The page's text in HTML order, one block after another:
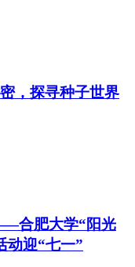
，探寻种子世界
合肥大学“阳光
动迎“七一”